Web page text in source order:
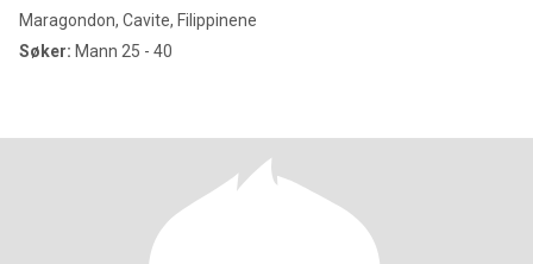
Maragondon, Cavite, Filippinene
Søker: Mann 25 - 40